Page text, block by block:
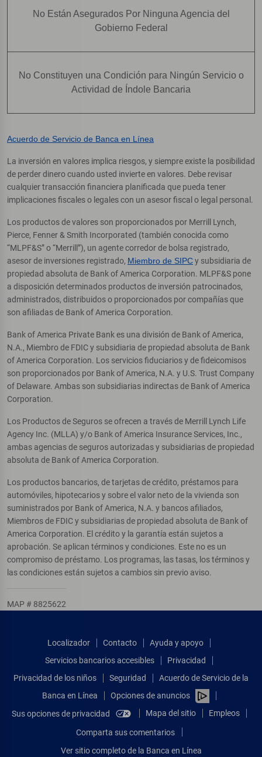
No Están Asegurados Por Ninguna Agencia del
Gobierno Federal
No Constituyen una Condición para Ningún Servicio o
Actividad de Índole Bancaria
Acuerdo de Servicio de Banca en Línea
La inversión en valores implica riesgos, y siempre existe la posibilidad
de perder dinero cuando usted invierte en valores. Debe revisar
cualquier transacción financiera planificada que pueda tener
implicaciones fiscales o legales con un asesor fiscal o legal personal.
Los productos de valores son proporcionados por Merrill Lynch,
Pierce, Fenner & Smith Incorporated (también conocida como
“MLPF&S” o “Merrill”), un agente corredor de bolsa registrado,
asesor de inversiones registrado, Miembro de SIPCy subsidiaria de
propiedad absoluta de Bank of America Corporation. MLPF&S pone
a disposición determinados productos de inversión patrocinados,
administrados, distribuidos o proporcionados por compañías que
son afiliadas de Bank of America Corporation.
Bank of America Private Bank es una división de Bank of America,
N.A., Miembro de FDIC y subsidiaria de propiedad absoluta de Bank
of America Corporation. Los servicios fiduciarios y de fideicomisos
son proporcionados por Bank of America, N.A. y U.S. Trust Company
of Delaware. Ambas son subsidiarias indirectas de Bank of America
Corporation.
Los Productos de Seguros se ofrecen a través de Merrill Lynch Life
Agency Inc. (MLLA) y/o Bank of America Insurance Services, Inc.,
ambas agencias de seguros autorizadas y subsidiarias de propiedad
absoluta de Bank of America Corporation.
Los productos bancarios, de tarjetas de crédito, préstamos para
automóviles, hipotecarios y sobre el valor neto de la vivienda son
suministrados por Bank of America, N.A. y bancos afiliados,
Miembros de FDIC y subsidiarias de propiedad absoluta de Bank of
America Corporation. El crédito y la garantía están sujetos a
aprobación. Se aplican términos y condiciones. Este no es un
compromiso de préstamo. Los programas, las tasas, los términos y
las condiciones están sujetos a cambios sin previo aviso.
MAP # 8825622
Localizador Contacto
Ayuda y apoyo
Servicios bancarios accesibles
Privacidad
Privacidad de los niños
Seguridad
Acuerdo de Servicio de la
Banca en Línea
Opciones de anuncios
Sus opciones de privacidad
Mapa del sitio Empleos
Comparta sus comentarios
Ver sitio completo de la Banca en Línea